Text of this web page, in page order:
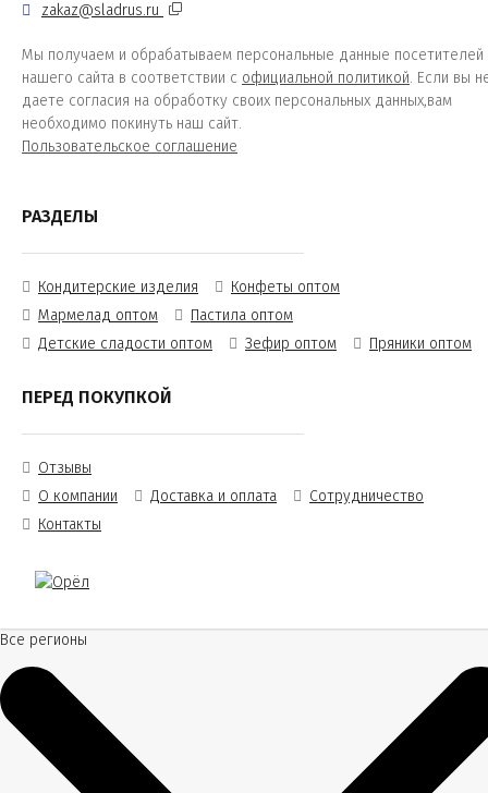
zakaz@sladrus.ru
Мы получаем и обрабатываем персональные данные посетителей
нашего сайта в соответствии с официальной политикой. Если вы
даете согласия на обработку своих персональных данных,вам
необходимо покинуть наш сайт.
Пользовательское соглашение
РАЗДЕЛЫ
Кондитерские изделия
Конфеты оптом
Мармелад оптом
Пастила оптом
Детские сладости оптом
Зефир оптом Пряники оптом
ПЕРЕД ПОКУПКОЙ
Отзывы
О компании
Доставка и оплата
Сотрудничество
Контакты
Все регионы